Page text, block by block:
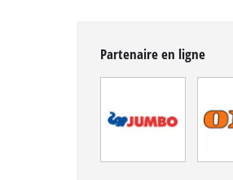
4540011
incl.
Partenaire en ligne